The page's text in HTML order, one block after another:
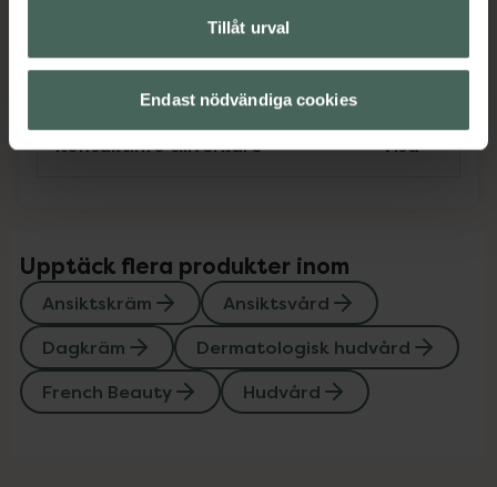
Tillåt urval
Endast nödvändiga cookies
Instruktioner Visa
Kontaktinfo tillverkare Visa
Upptäck flera produkter inom
Ansiktskräm
Ansiktsvård
Dagkräm
Dermatologisk hudvård
French Beauty
Hudvård